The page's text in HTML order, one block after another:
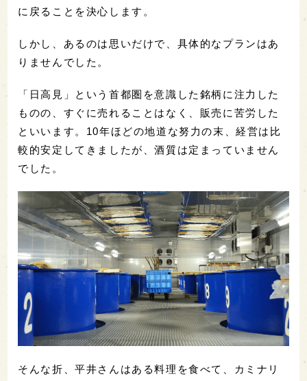
に戻ることを決心します。
しかし、あるのは思いだけで、具体的なプランはあ
りませんでした。
「日高見」という首都圏を意識した銘柄に注力した
ものの、すぐに売れることはなく、販売に苦労した
といいます。10年ほどの地道な努力の末、経営は比
較的安定してきましたが、酒質は定まっていません
でした。
そんな折、平井さんはある料理を食べて、カミナリ